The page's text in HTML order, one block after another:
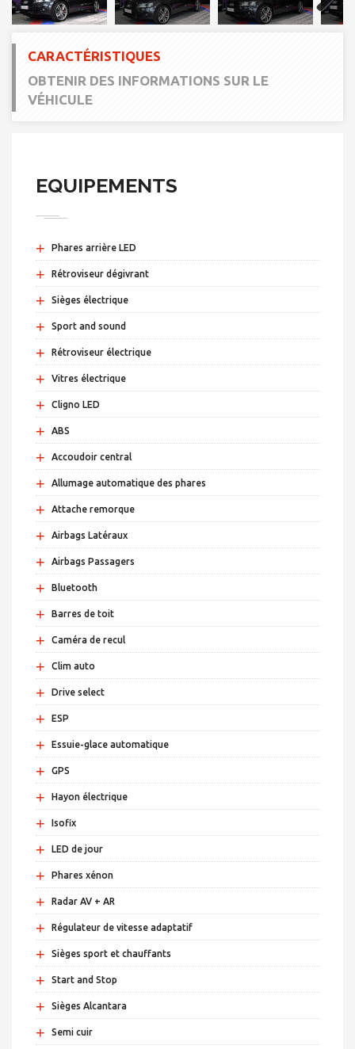
Next
CARACTÉRISTIQUES
OBTENIR DES INFORMATIONS SUR LE
VÉHICULE
EQUIPEMENTS
+ Phares arrière LED
+ Rétroviseur dégivrant
+ Sièges électrique
+ Sport and sound
+ Rétroviseur électrique
+ Vitres électrique
+ Cligno LED
+ ABS
+ Accoudoir central
+ Allumage automatique des phares
+ Attache remorque
+ Airbags Latéraux
+ Airbags Passagers
+ Bluetooth
+ Barres de toit
+ Caméra de recul
+ Clim auto
+ Drive select
+ ESP
+ Essuie-glace automatique
+ GPS
+ Hayon électrique
+ Isofix
+ LED de jour
+ Phares xénon
+ Radar AV + AR
+ Régulateur de vitesse adaptatif
+ Sièges sport et chauffants
+ Start and Stop
+ Sièges Alcantara
+ Semi cuir